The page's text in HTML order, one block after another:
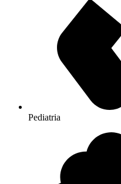
Pediatria